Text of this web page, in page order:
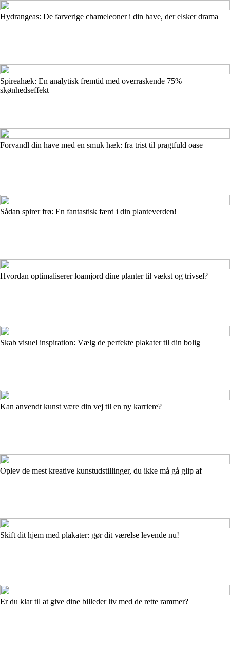
Hydrangeas: De farverige chameleoner i din have, der elsker drama
Spireahæk: En analytisk fremtid med overraskende 75%
skønhedseffekt
Forvandl din have med en smuk hæk: fra trist til pragtfuld oase
Sådan spirer frø: En fantastisk færd i din planteverden!
Hvordan optimaliserer loamjord dine planter til vækst og trivsel?
Skab visuel inspiration: Vælg de perfekte plakater til din bolig
Kan anvendt kunst være din vej til en ny karriere?
Oplev de mest kreative kunstudstillinger, du ikke må gå glip af
Skift dit hjem med plakater: gør dit værelse levende nu!
Er du klar til at give dine billeder liv med de rette rammer?